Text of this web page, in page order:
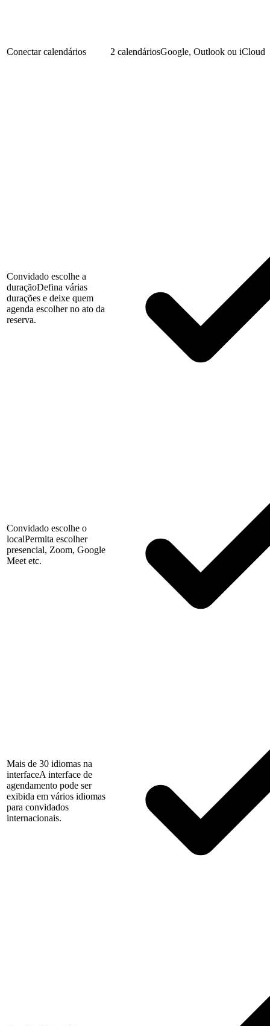
Conectar calendários 2 calendáriosGoogle, Outlook ou iCloud
Convidado escolhe a
duraçãoDefina várias
durações e deixe quem
agenda escolher no ato da
reserva.
Convidado escolhe o
localPermita escolher
presencial, Zoom, Google
Meet etc.
Mais de 30 idiomas na
interfaceA interface de
agendamento pode ser
exibida em vários idiomas
para convidados
internacionais.